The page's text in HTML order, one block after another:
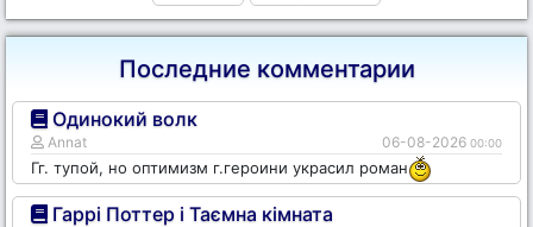
Последние комментарии
Одинокий волк
Annat 06-08-2026 00:00
Гг. тупой, но оптимизм г.героини украсил роман
Гаррі Поттер і Таємна кімната